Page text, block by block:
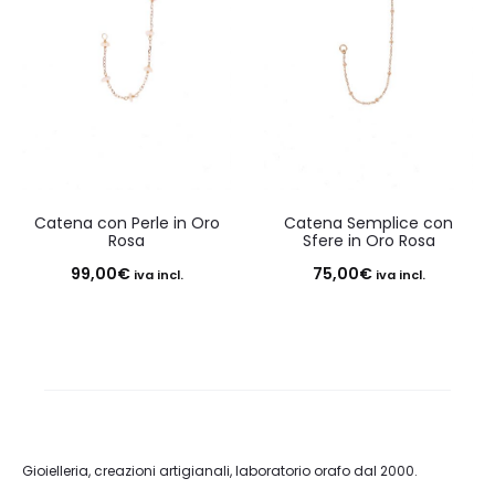
Catena con Perle in Oro
Rosa
99,00€ iva incl.
Catena Semplice con
Sfere in Oro Rosa
75,00€ iva incl.
Gioielleria, creazioni artigianali, laboratorio orafo dal 2000.